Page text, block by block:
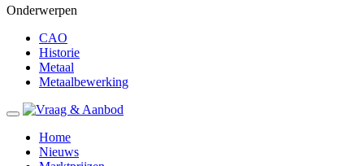
Onderwerpen
CAO
Historie
Metaal
Metaalbewerking
Home
Nieuws